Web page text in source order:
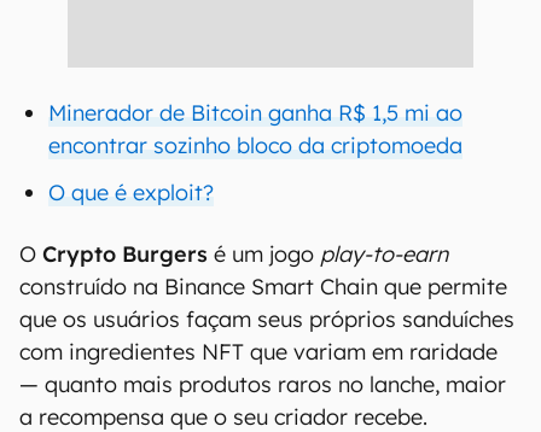
Minerador de Bitcoin ganha R$ 1,5 mi ao
encontrar sozinho bloco da criptomoeda
O que é exploit?
O Crypto Burgers é um jogo play-to-earn
construído na Binance Smart Chain que permite
que os usuários façam seus próprios sanduíches
com ingredientes NFT que variam em raridade
— quanto mais produtos raros no lanche, maior
a recompensa que o seu criador recebe.